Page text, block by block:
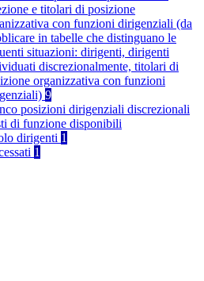
e titolari di posizione
con funzioni dirigenziali (da
in tabelle che distinguano le
situazioni: dirigenti, dirigenti
discrezionalmente, titolari di
organizzativa con funzioni
9
posizioni dirigenziali discrezionali
di funzione disponibili
dirigenti 1
1